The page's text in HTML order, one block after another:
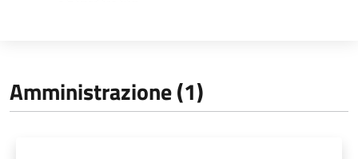
Amministrazione (1)